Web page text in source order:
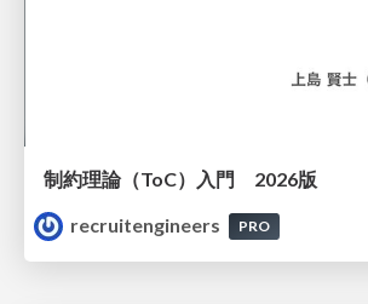
制約理論（ToC）入門 2026版
recruitengineers
PRO